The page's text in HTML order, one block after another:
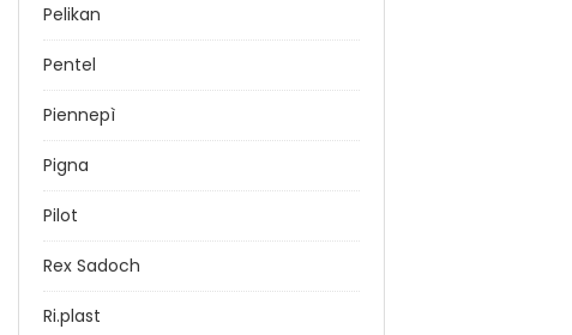
Pelikan
Pentel
Piennepì
Pigna
Pilot
Rex Sadoch
Ri.plast